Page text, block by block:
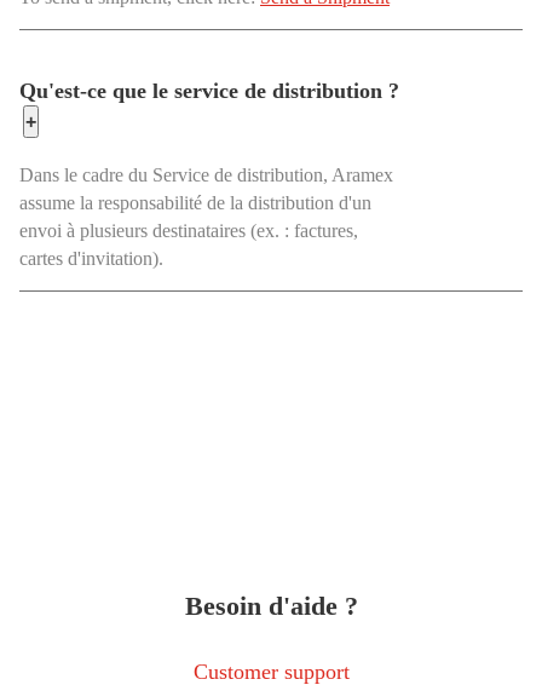
Qu'est-ce que le service de distribution ?
+
Dans le cadre du Service de distribution, Aramex
assume la responsabilité de la distribution d'un
envoi à plusieurs destinataires (ex. : factures,
cartes d'invitation).
Besoin d'aide ?
Customer support